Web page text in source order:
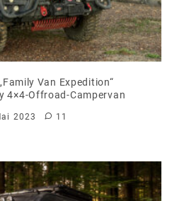
Van Expedition“
4×4-Offroad-Campervan
2023 11